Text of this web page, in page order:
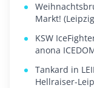
Markt!
KSW
anona
Tankard in
Hellraiser-